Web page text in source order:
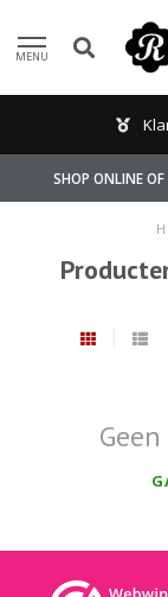
MENU
SHOP ONLINE